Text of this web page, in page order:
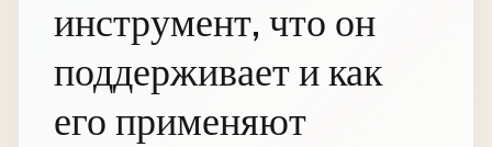
инструмент, что он
поддерживает и как
его применяют